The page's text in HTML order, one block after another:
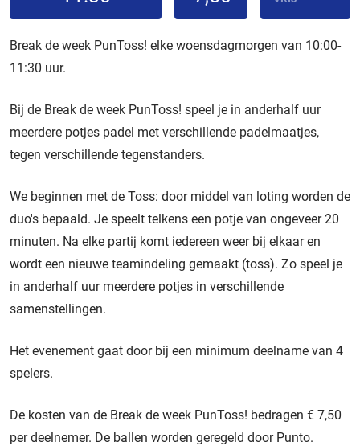
Break de week PunToss! elke woensdagmorgen van 10:00-
11:30 uur.
Bij de Break de week PunToss! speel je in anderhalf uur
meerdere potjes padel met verschillende padelmaatjes,
tegen verschillende tegenstanders.
We beginnen met de Toss: door middel van loting worden de
duo's bepaald. Je speelt telkens een potje van ongeveer 20
minuten. Na elke partij komt iedereen weer bij elkaar en
wordt een nieuwe teamindeling gemaakt (toss). Zo speel je
in anderhalf uur meerdere potjes in verschillende
samenstellingen.
Het evenement gaat door bij een minimum deelname van 4
spelers.
De kosten van de Break de week PunToss! bedragen € 7,50
per deelnemer. De ballen worden geregeld door Punto.